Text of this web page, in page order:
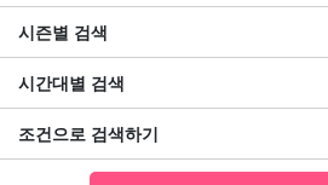
최근 전 세계적으로 화제가 되고 있는
놓을 수 없는 스테디셀러 '카누' 중에서
수 있습니다.
참가하시는 고객님들은 대부분 초보자
시즌별 검색
시간대별 검색
조건으로 검색하기